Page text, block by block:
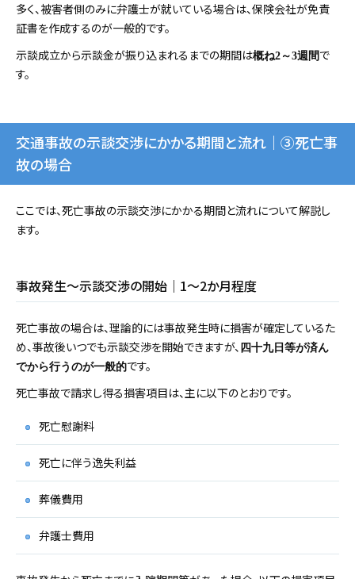
多く、被害者側のみに弁護士が就いている場合は、保険会社が免責
証書を作成するのが一般的です。
示談成立から示談金が振り込まれるまでの期間は概ね2～3週間 で
す。
交通事故の示談交渉にかかる期間と流れ｜③死亡事
故の場合
ここでは、死亡事故の示談交渉にかかる期間と流れについて解説し
ます。
事故発生～示談交渉の開始｜1～2か月程度
死亡事故の場合は、理論的には事故発生時に損害が確定しているた
め、事故後いつでも示談交渉を開始できますが、 四十九日等が済ん
でから行うのが一般的です。
死亡事故で請求し得る損害項目は、主に以下のとおりです。
死亡慰謝料
死亡に伴う逸失利益
葬儀費用
弁護士費用